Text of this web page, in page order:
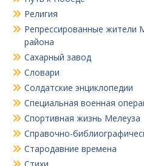
Религия
Репрессированные жители
района
Сахарный завод
Словари
Солдатские энциклопедии
Специальная военная
Спортивная жизнь Мелеуза
Справочно-
Стародавние времена